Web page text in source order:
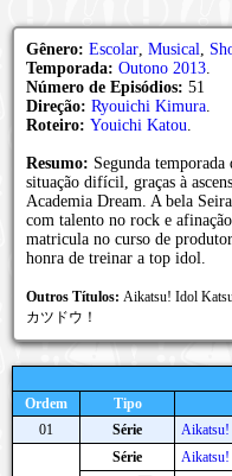
Gênero: Escolar, Musical,
Temporada: Outono 2013.
Número de Episódios: 51
Direção: Ryouichi Kimura.
Roteiro: Youichi Katou.
Resumo: Segunda
situação difícil, graças à
Academia Dream. A bela
com talento no rock e
matricula no curso de
honra de treinar a top idol.
Outros Títulos: Aikatsu! Idol
カツドウ！
Ordem
Tipo
01
Série Aikatsu!
Série Aikatsu!